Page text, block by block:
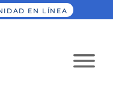
EN LÍNEA